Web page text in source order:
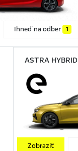
Ihneď na odber 1
ASTRA HYBRID
Zobraziť